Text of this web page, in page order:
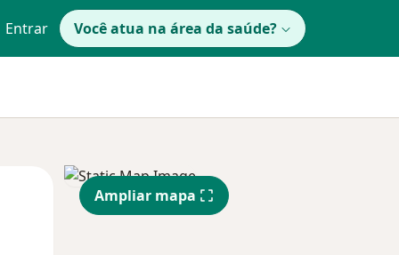
Entrar Você atua na área da saúde?
Segunda-feira Ter,
11 Ago
Qua
12 Ago
Ampliar mapa